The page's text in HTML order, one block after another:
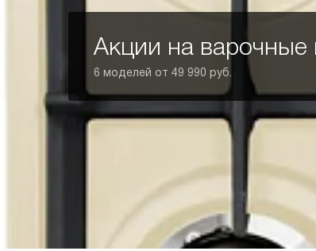
Акции на варочные
6 моделей от 49 990 руб.